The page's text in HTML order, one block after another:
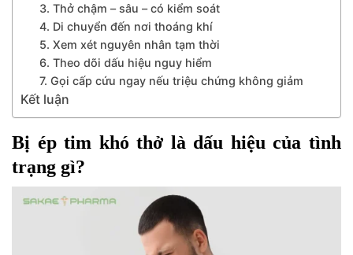
3. Thở chậm – sâu – có kiểm soát
4. Di chuyển đến nơi thoáng khí
5. Xem xét nguyên nhân tạm thời
6. Theo dõi dấu hiệu nguy hiểm
7. Gọi cấp cứu ngay nếu triệu chứng không giảm
Kết luận
Bị ép tim khó thở là dấu hiệu của tình
trạng gì?